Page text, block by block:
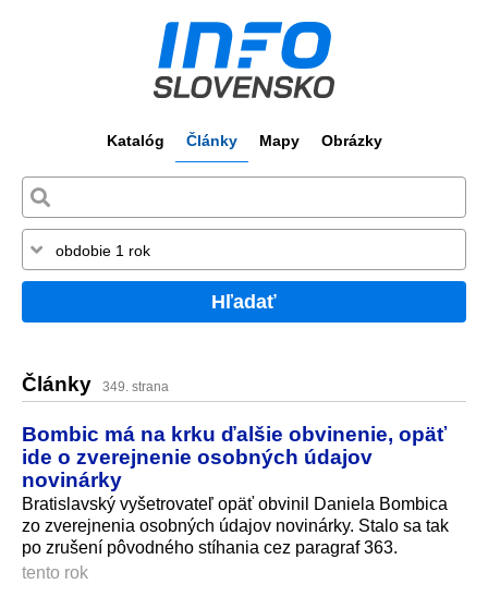
Katalóg Články Mapy Obrázky
Hľadať
Články 349. strana
Bombic má na krku ďalšie obvinenie, opäť
ide o zverejnenie osobných údajov
novinárky
Bratislavský vyšetrovateľ opäť obvinil Daniela Bombica
zo zverejnenia osobných údajov novinárky. Stalo sa tak
po zrušení pôvodného stíhania cez paragraf 363.
tento rok